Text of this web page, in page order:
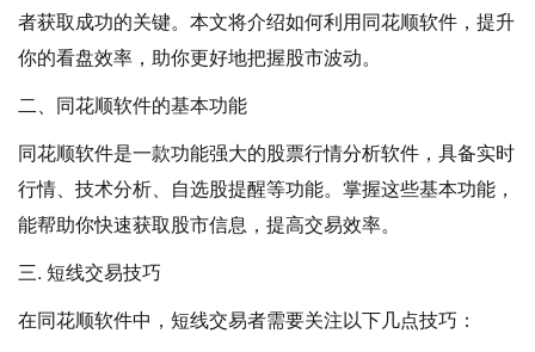
者获取成功的关键。本文将介绍如何利用同花顺软件，提升
你的看盘效率，助你更好地把握股市波动。
二、同花顺软件的基本功能
同花顺软件是一款功能强大的股票行情分析软件，具备实时
行情、技术分析、自选股提醒等功能。掌握这些基本功能，
能帮助你快速获取股市信息，提高交易效率。
三. 短线交易技巧
在同花顺软件中，短线交易者需要关注以下几点技巧：